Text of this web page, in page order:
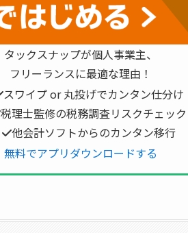
タックスナップが個人事業主、
フリーランスに最適な理由！
スワイプ or 丸投げでカンタン仕分け
税理士監修の税務調査リスクチェック
他会計ソフトからのカンタン移行
無料でアプリダウンロードする